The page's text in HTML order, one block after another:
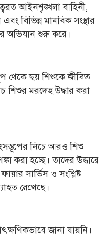
আইনশৃঙ্খলা বাহিনী,
বিভিন্ন মানবিক সংস্থার
অভিযান শুরু করে।
থেকে ছয় শিশুকে জীবিত
শিশুর মরদেহ উদ্ধার করা
নিচে আরও শিশু
করা হচ্ছে। তাদের উদ্ধারে
সার্ভিস ও সংশ্লিষ্ট
রেখেছে।
জানা যায়নি।